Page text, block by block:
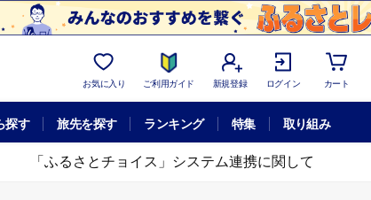
お気に入り ご利用ガイド 新規登録 ログイン カート
探す 旅先を探す ランキング 特集 取り組み
「ふるさとチョイス」システム連携に関して